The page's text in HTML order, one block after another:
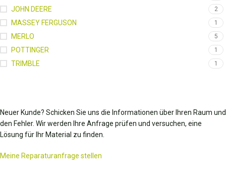
JOHN DEERE 2
MASSEY FERGUSON 1
MERLO 5
POTTINGER 1
TRIMBLE 1
Neuer Kunde? Schicken Sie uns die Informationen über Ihren Raum und
den Fehler. Wir werden Ihre Anfrage prüfen und versuchen, eine
Lösung für Ihr Material zu finden.
Meine Reparaturanfrage stellen